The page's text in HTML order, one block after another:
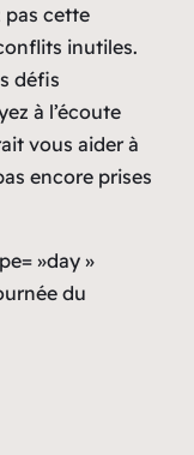
pas cette
inutiles.
défis
à l’écoute
vous aider à
encore prises
»day »
du